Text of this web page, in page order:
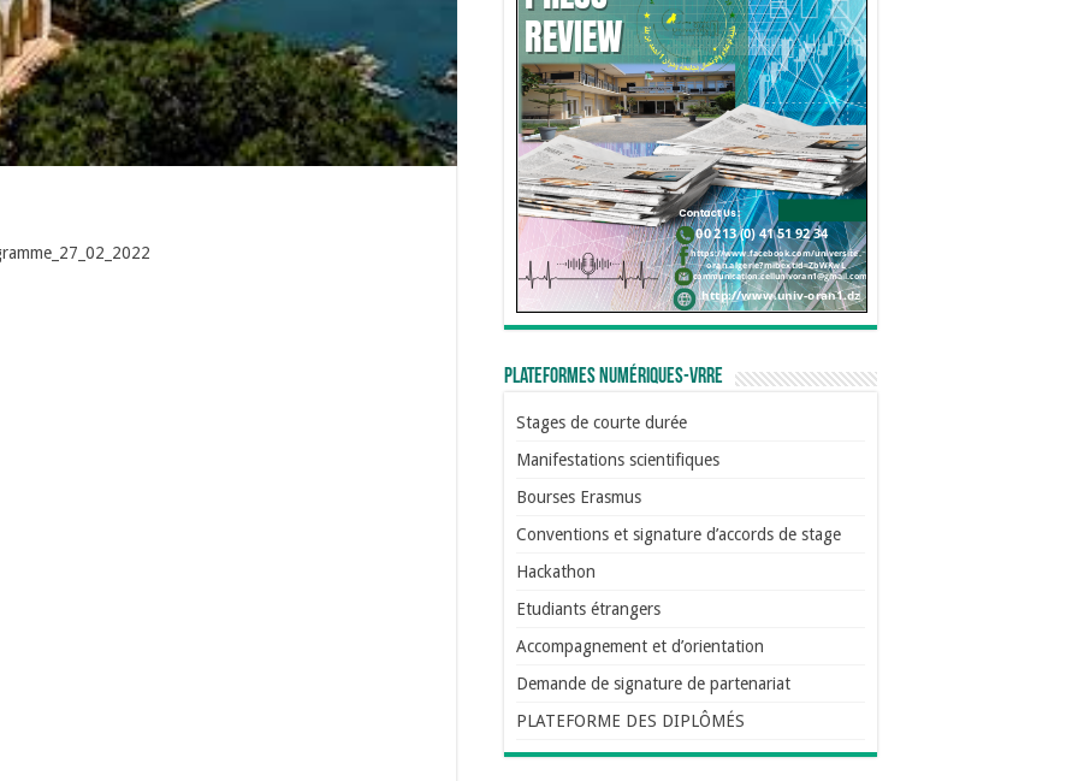
Plateformes numériques-VRRE
Stages de courte durée
Manifestations scientifiques
Bourses Erasmus
Conventions et signature d’accords de stage
Hackathon
Etudiants étrangers
Accompagnement et d’orientation
Demande de signature de partenariat
PLATEFORME DES DIPLÔMÉS